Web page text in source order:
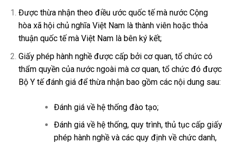
Được thừa nhận theo điều ước quốc tế mà nước Cộng
hòa xã hội chủ nghĩa Việt Nam là thành viên hoặc thỏa
thuận quốc tế mà Việt Nam là bên ký kết;
Giấy phép hành nghề được cấp bởi cơ quan, tổ chức có
thẩm quyền của nước ngoài mà cơ quan, tổ chức đó được
Bộ Y tế đánh giá để thừa nhận bao gồm các nội dung sau:
Đánh giá về hệ thống đào tạo;
Đánh giá về hệ thống, quy trình, thủ tục cấp giấy
phép hành nghề và các quy định về chức danh,